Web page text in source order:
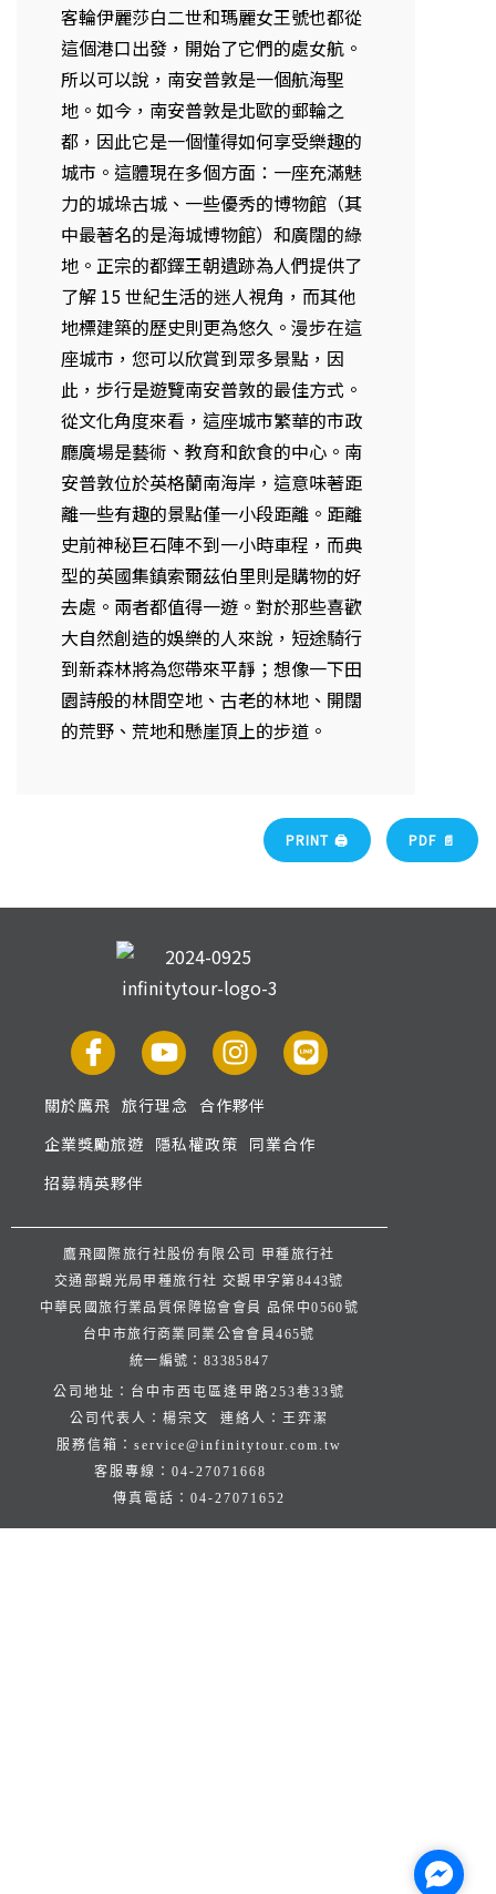
客輪伊麗莎白二世和瑪麗女王號也都從
這個港口出發，開始了它們的處女航。
所以可以說，南安普敦是一個航海聖
地。如今，南安普敦是北歐的郵輪之
都，因此它是一個懂得如何享受樂趣的
城市。這體現在多個方面：一座充滿魅
力的城垛古城、一些優秀的博物館（其
中最著名的是海城博物館）和廣闊的綠
地。正宗的都鐸王朝遺跡為人們提供了
了解 15 世紀生活的迷人視角，而其他
地標建築的歷史則更為悠久。漫步在這
座城市，您可以欣賞到眾多景點，因
此，步行是遊覽南安普敦的最佳方式。
從文化角度來看，這座城市繁華的市政
廳廣場是藝術、教育和飲食的中心。南
安普敦位於英格蘭南海岸，這意味著距
離一些有趣的景點僅一小段距離。距離
史前神秘巨石陣不到一小時車程，而典
型的英國集鎮索爾茲伯里則是購物的好
去處。兩者都值得一遊。對於那些喜歡
大自然創造的娛樂的人來說，短途騎行
到新森林將為您帶來平靜；想像一下田
園詩般的林間空地、古老的林地、開闊
的荒野、荒地和懸崖頂上的步道。
PRINT 🖨 PDF 📄
關於鷹飛 旅行理念 合作夥伴
企業獎勵旅遊 隱私權政策 同業合作
招募精英夥伴
鷹飛國際旅行社股份有限公司 甲種旅行社
交通部觀光局甲種旅行社 交觀甲字第8443號
中華民國旅行業品質保障協會會員 品保中0560號
台中市旅行商業同業公會會員465號
統一編號：83385847
公司地址：台中市西屯區逢甲路253巷33號
公司代表人：楊宗文 連絡人：王弈潔
服務信箱： service@infinitytour.com.tw
客服專線： 04-27071668
傳真電話： 04-27071652